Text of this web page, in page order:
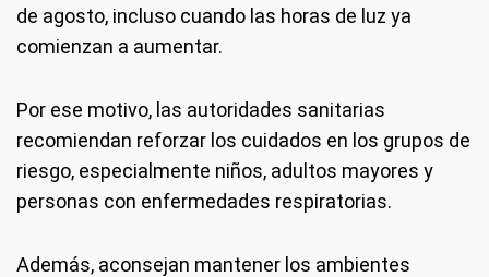
de agosto, incluso cuando las horas de luz ya
comienzan a aumentar.
Por ese motivo, las autoridades sanitarias
recomiendan reforzar los cuidados en los grupos de
riesgo, especialmente niños, adultos mayores y
personas con enfermedades respiratorias.
Además, aconsejan mantener los ambientes